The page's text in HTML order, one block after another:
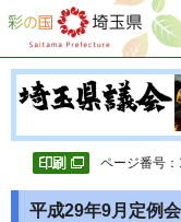
彩の国 埼玉県
ページ番号
平成29年9月定例